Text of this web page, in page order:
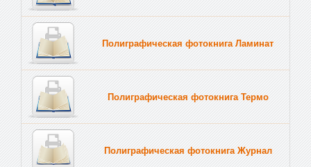
Полиграфическая фотокнига Ламинат
Полиграфическая фотокнига Термо
Полиграфическая фотокнига Журнал